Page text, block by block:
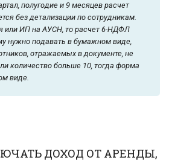
полугодие и 9 месяцев расчет
без детализации по сотрудникам.
или ИП на АУСН, то расчет 6-НДФЛ
нужно подавать в бумажном виде,
отражаемых в документе, не
количество больше 10, тогда форма
виде.
ДОХОД ОТ АРЕНДЫ,